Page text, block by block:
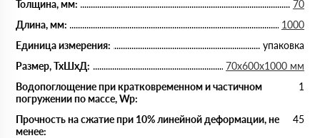
Толщина, мм:
70
Длина, мм:
1000
Единица измерения:
упаковка
Размер, ТхШхД:
70х600х1000 мм
Водопоглощение при кратковременном и частичном
погружении по массе, Wp:
1
Прочность на сжатие при 10% линейной деформации, не
менее:
45